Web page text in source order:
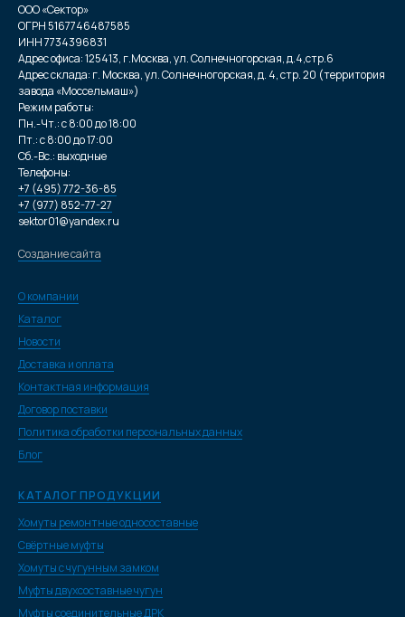
ООО «Сектор»
ОГРН 5167746487585
ИНН 7734396831
Адрес офиса: 125413, г.Москва, ул. Солнечногорская, д.4,стр.6
Адрес склада: г. Москва, ул. Солнечногорская, д. 4, стр. 20 (территория
завода «Моссельмаш»)
Режим работы:
Пн.-Чт.: с 8:00 до 18:00
Пт.: с 8:00 до 17:00
Сб.-Вс.: выходные
Телефоны:
+7 (495) 772-36-85
+7 (977) 852-77-27
sektor01@yandex.ru
Создание сайта
О компании
Каталог
Новости
Доставка и оплата
Контактная информация
Договор поставки
Политика обработки персональных данных
Блог
КАТАЛОГ ПРОДУКЦИИ
Хомуты ремонтные односоставные
Свёртные муфты
Хомуты с чугунным замком
Муфты двухсоставные чугун
Муфты соединительные ДРК